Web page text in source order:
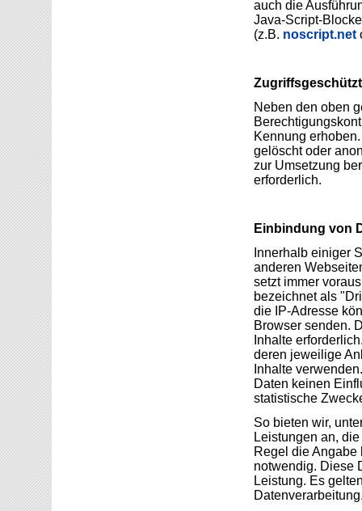
auch die
Java-Script-
(z.B. noscript.net
Neben den oben
Kennung
gelöscht oder
zur Umsetzung
erforderlich.
Einbindung von
Innerhalb einiger
anderen
setzt immer
bezeichnet als
die IP-Adresse
Browser senden.
Inhalte
deren jeweilige
Inhalte
Daten keinen
statistische
So bieten wir,
Leistungen an,
Regel die Angabe
notwendig. Diese
Leistung. Es